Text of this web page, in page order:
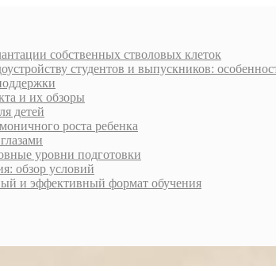
собственных стволовых клеток
студентов и выпускников:
и их обзоры
детей
роста ребенка
уровни подготовки
обзор условий
и эффективный формат обучения